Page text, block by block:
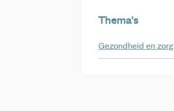
Thema's
Gezondheid en zorg